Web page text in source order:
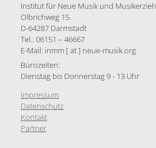
Institut für Neue Musik und
Olbrichweg 15
D-64287 Darmstadt
Tel.: 06151 – 46667
E-Mail: inmm [ at ] neue-musik.org
Bürozeiten:
Dienstag bis Donnerstag 9 - 13 Uhr
Impressum
Datenschutz
Kontakt
Partner